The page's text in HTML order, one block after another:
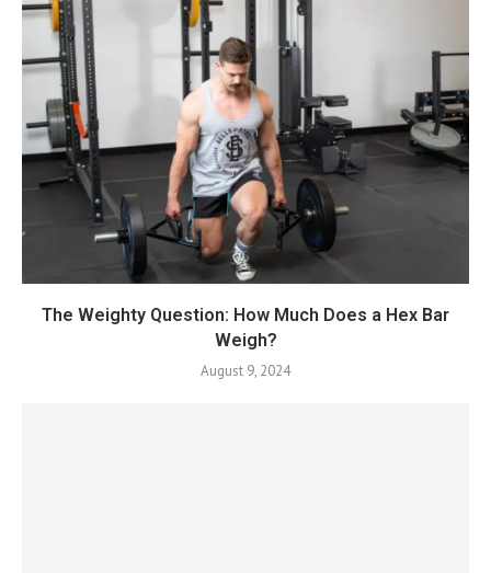
The Weighty Question: How Much Does a Hex Bar
Weigh?
August 9, 2024